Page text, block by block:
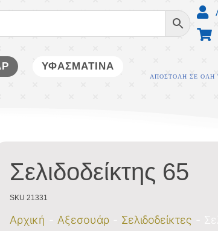
ΥΦΑΣΜΑΤΙΝΑ
ΑΠΟΣΤΟΛΗ ΣΕ ΟΛΗ
Σελιδοδείκτης 65
SKU 21331
Αρχική Αξεσουάρ Σελιδοδείκτες